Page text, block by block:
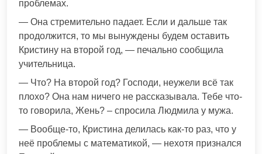
проблемах.
— Она стремительно падает. Если и дальше так
продолжится, то мы вынуждены будем оставить
Кристину на второй год, — печально сообщила
учительница.
— Что? На второй год? Господи, неужели всё так
плохо? Она нам ничего не рассказывала. Тебе что-
то говорила, Жень? – спросила Людмила у мужа.
— Вообще-то, Кристина делилась как-то раз, что у
неё проблемы с математикой, — нехотя признался